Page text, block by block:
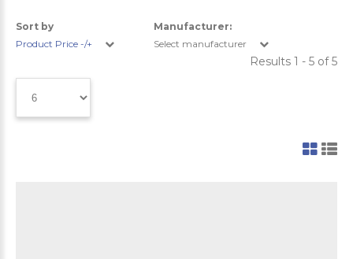
Sort by
Product Price -/+
Manufacturer:
Select manufacturer
Results 1 - 5 of 5